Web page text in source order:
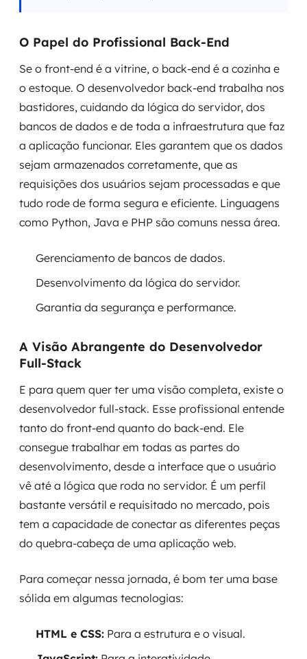
O Papel do Profissional Back-End
Se o front-end é a vitrine, o back-end é a cozinha e
o estoque. O desenvolvedor back-end trabalha nos
bastidores, cuidando da lógica do servidor, dos
bancos de dados e de toda a infraestrutura que faz
a aplicação funcionar. Eles garantem que os dados
sejam armazenados corretamente, que as
requisições dos usuários sejam processadas e que
tudo rode de forma segura e eficiente. Linguagens
como Python, Java e PHP são comuns nessa área.
Gerenciamento de bancos de dados.
Desenvolvimento da lógica do servidor.
Garantia da segurança e performance.
A Visão Abrangente do Desenvolvedor
Full-Stack
E para quem quer ter uma visão completa, existe o
desenvolvedor full-stack. Esse profissional entende
tanto do front-end quanto do back-end. Ele
consegue trabalhar em todas as partes do
desenvolvimento, desde a interface que o usuário
vê até a lógica que roda no servidor. É um perfil
bastante versátil e requisitado no mercado, pois
tem a capacidade de conectar as diferentes peças
do quebra-cabeça de uma aplicação web.
Para começar nessa jornada, é bom ter uma base
sólida em algumas tecnologias:
HTML e CSS: Para a estrutura e o visual.